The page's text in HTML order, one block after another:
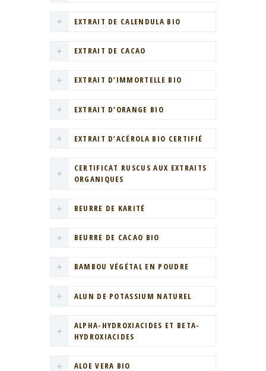
EXTRAIT DE CALENDULA BIO
EXTRAIT DE CACAO
EXTRAIT D’IMMORTELLE BIO
EXTRAIT D’ORANGE BIO
EXTRAIT D’ACÉROLA BIO CERTIFIÉ
CERTIFICAT RUSCUS AUX EXTRAITS
ORGANIQUES
BEURRE DE KARITÉ
BEURRE DE CACAO BIO
BAMBOU VÉGÉTAL EN POUDRE
ALUN DE POTASSIUM NATUREL
ALPHA-HYDROXIACIDES ET BETA-
HYDROXIACIDES
ALOE VERA BIO